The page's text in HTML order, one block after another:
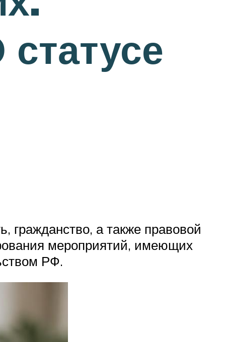
гражданство, а также правовой
мероприятий, имеющих
РФ.